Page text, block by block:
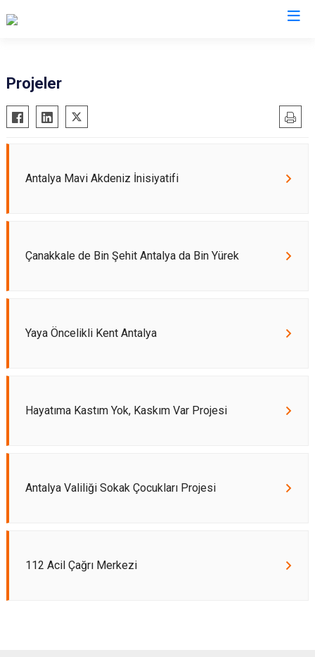
Projeler
Antalya Mavi Akdeniz İnisiyatifi
Çanakkale de Bin Şehit Antalya da Bin Yürek
Yaya Öncelikli Kent Antalya
Hayatıma Kastım Yok, Kaskım Var Projesi
Antalya Valiliği Sokak Çocukları Projesi
112 Acil Çağrı Merkezi